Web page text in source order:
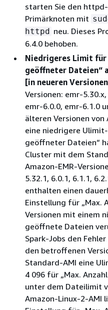
starten Sie den
Primärknoten mit
httpd neu. Dieses
6.4.0 behoben.
Niedrigeres Limit für
geöffneter Dateien“
[in neueren
Versionen: emr-
emr-6.0.0, emr-6.1.0
älteren Versionen von
eine niedrigere
geöffneter Dateien“
Cluster mit dem
Amazon-EMR-
5.32.1, 6.0.1, 6.1.1,
enthalten einen
Einstellung für „Max.
Versionen mit einem
geöffnete Dateien
Spark-Jobs den
den betroffenen
Standard-AMI eine
4 096 für „Max.
unter dem Dateilimit
Amazon-Linux-2-AMI